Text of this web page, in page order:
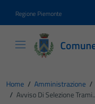
Regione Piemonte
Home / Amministrazione /
/ Avviso Di Selezione